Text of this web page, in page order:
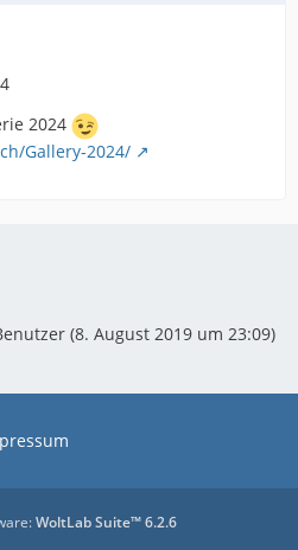
2024
Gallery-2024/
(8. August 2019 um 23:09)
WoltLab Suite™ 6.2.6